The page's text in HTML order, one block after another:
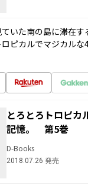
いた南の島に滞在
ピカルでマジカル
とろとろトロピ
記憶。 第5巻
D-Books
2018.07.26 発売